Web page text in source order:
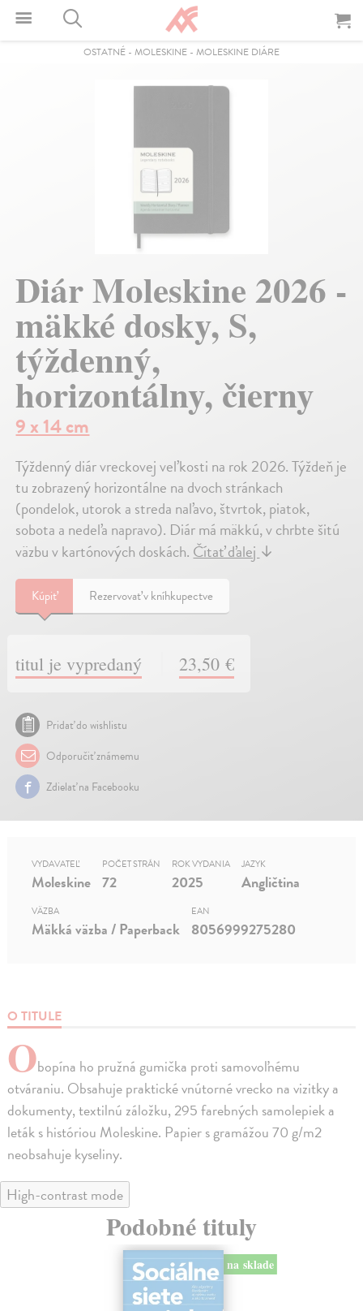
OSTATNÉ - MOLESKINE - MOLESKINE DIÁRE
Diár Moleskine 2026 -
mäkké dosky, S,
týždenný,
horizontálny, čierny
9 x 14 cm
Týždenný diár vreckovej veľkosti na rok 2026. Týždeň je
tu zobrazený horizontálne na dvoch stránkach
(pondelok, utorok a streda naľavo, štvrtok, piatok,
sobota a nedeľa napravo). Diár má mäkkú, v chrbte šitú
väzbu v kartónových doskách. Čítať ďalej ↓
Kúpiť Rezervovať v kníhkupectve
titul je vypredaný 23,50 €
Pridať do wishlistu
Odporučiť známemu
Zdielať na Facebooku
O TITULE
Obopína ho pružná gumička proti samovoľnému
otváraniu. Obsahuje praktické vnútorné vrecko na vizitky a
dokumenty, textilnú záložku, 295 farebných samolepiek a
leták s históriou Moleskine. Papier s gramážou 70 g/m2
neobsahuje kyseliny.
VYDAVATEĽ
Moleskine
POČET STRÁN
72
ROK VYDANIA
2025
JAZYK
Angličtina
VÄZBA
Mäkká väzba / Paperback
EAN
8056999275280
High-contrast mode
Podobné tituly
na sklade